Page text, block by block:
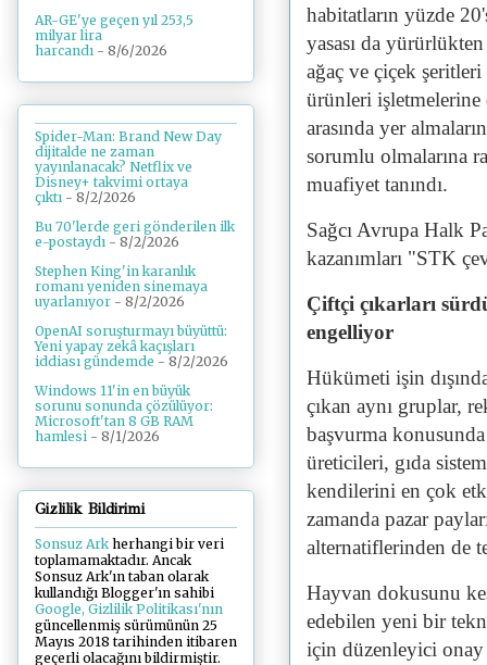
habitatların yüzde
yasası da
ağaç ve çiçek
ürünleri işletmelerine
arasında yer
sorumlu olmalarına
muafiyet tanındı.
Sağcı Avrupa Halk
kazanımları "STK
Çiftçi çıkarları
engelliyor
Hükümeti işin
çıkan aynı gruplar,
başvurma
üreticileri, gıda
kendilerini en çok
zamanda pazar
alternatiflerinden de
Hayvan dokusunu
edebilen yeni bir
için düzenleyici
AR-GE'ye geçen yıl 253,5
milyar lira
harcandı - 8/6/2026
Spider-Man: Brand New Day
dijitalde ne zaman
yayınlanacak? Netflix ve
Disney+ takvimi ortaya
çıktı - 8/2/2026
Bu 70'lerde geri gönderilen ilk
e-postaydı - 8/2/2026
Stephen King'in karanlık
romanı yeniden sinemaya
uyarlanıyor - 8/2/2026
OpenAI soruşturmayı büyüttü:
Yeni yapay zekâ kaçışları
iddiası gündemde - 8/2/2026
Windows 11'in en büyük
sorunu sonunda çözülüyor:
Microsoft'tan 8 GB RAM
hamlesi - 8/1/2026
Gizlilik Bildirimi
Sonsuz Arkherhangi bir veri
toplamamaktadır. Ancak
Sonsuz Ark'ın taban olarak
kullandığı Blogger'ın sahibi
Google, Gizlilik Politikası'nın
güncellenmiş sürümünün 25
Mayıs 2018 tarihinden itibaren
geçerli olacağını bildirmiştir.